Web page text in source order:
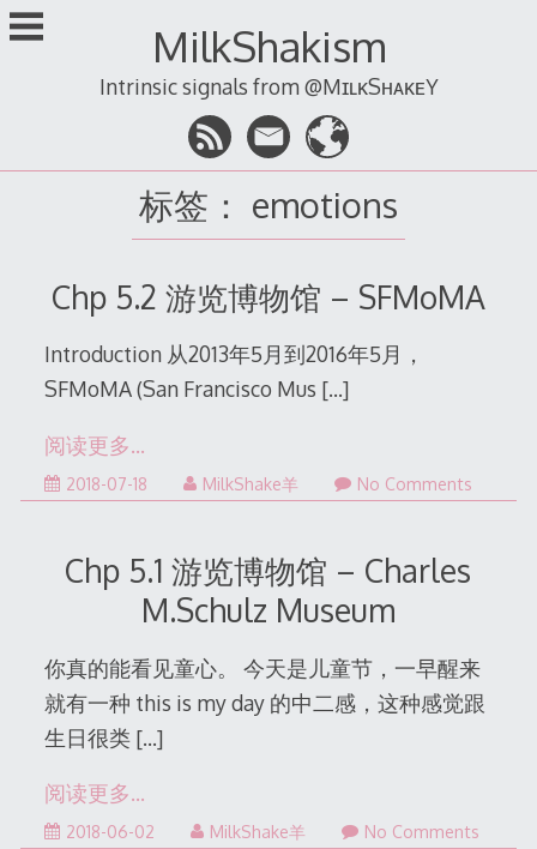
跳
至
MilkShakism
Intrinsic signals from @MɪʟᴋSʜᴀᴋᴇY
标签： emotions
Chp 5.2 游览博物馆 – SFMoMA
Introduction 从2013年5月到2016年5月，
SFMoMA (San Francisco Mus […]
阅读更多…
2018-07-182022-
MilkShake羊 No Comments
Chp 5.1 游览博物馆 – Charles
M.Schulz Museum
你真的能看见童心。 今天是儿童节，一早醒来
就有一种 this is my day 的中二感，这种感觉跟
生日很类 […]
阅读更多…
2018-06-022022-
MilkShake羊 No Comments